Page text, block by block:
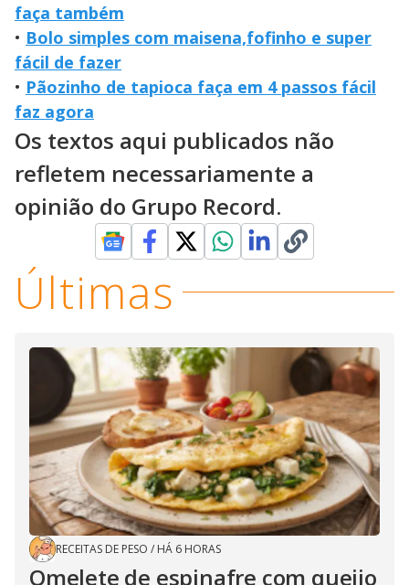
faça também
• Bolo simples com maisena,fofinho e super
fácil de fazer
• Pãozinho de tapioca faça em 4 passos fácil
faz agora
Os textos aqui publicados não
refletem necessariamente a
opinião do Grupo Record.
Últimas
RECEITAS DE PESO / HÁ 6 HORAS
Omelete de espinafre com queijo